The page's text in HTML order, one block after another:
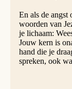
En als de angst
woorden van
je lichaam:
Jouw kern is
hand die je
spreken, ook